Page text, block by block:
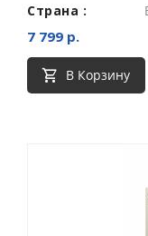
Страна :
7 799 р.
В Корзину